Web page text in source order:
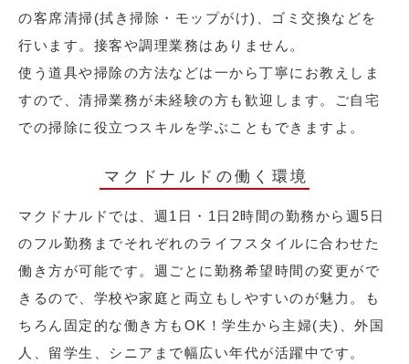
の客席清掃(拭き掃除・モップがけ)、ゴミ交換などを
行います。接客や調理業務はありません。
使う道具や掃除の方法などは一から丁寧にお教えしま
すので、清掃業務が未経験の方も歓迎します。ご自宅
での掃除に役立つスキルを学ぶこともできますよ。
マクドナルドの働く環境
マクドナルドでは、週1日・1日2時間の勤務から週5日
のフル勤務までそれぞれのライフスタイルに合わせた
働き方が可能です。週ごとに勤務希望時間の変更がで
きるので、学校や家庭と両立もしやすいのが魅力。も
ちろん固定的な働き方もOK！学生から主婦(夫)、外国
人、留学生、シニアまで幅広い年代が活躍中です。